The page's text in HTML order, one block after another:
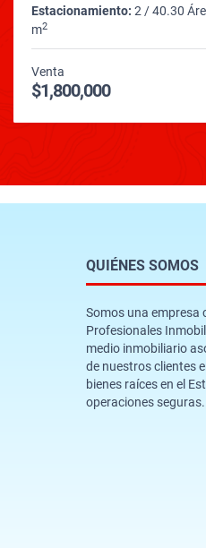
Estacionamiento: 2 / 40.30
m2
Venta
$1,800,000
QUIÉNES SOMOS
Somos una empresa
Profesionales
medio inmobiliario
de nuestros clientes
bienes raíces en el
operaciones seguras.